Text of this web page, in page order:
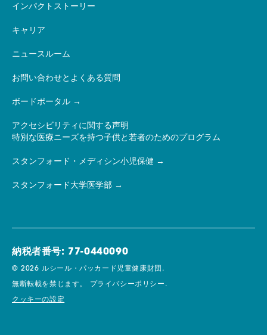
インパクトストーリー
キャリア
ニュースルーム
お問い合わせとよくある質問
ボードポータル
アクセシビリティに関する声明
特別な医療ニーズを持つ子供と若者のためのプログラム
スタンフォード・メディシン小児保健
スタンフォード大学医学部
納税者番号: 77-0440090
© 2026 ルシール・パッカード児童健康財団.
無断転載を禁じます。 プライバシーポリシー.
クッキーの設定